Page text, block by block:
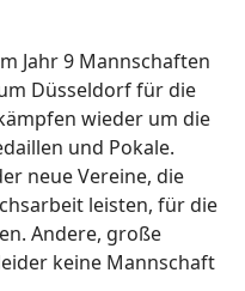
Jahr 9 Mannschaften
Düsseldorf für die
wieder um die
und Pokale.
neue Vereine, die
leisten, für die
Andere, große
keine Mannschaft